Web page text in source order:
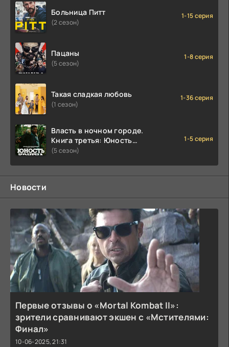
Больница Питт
(2 сезон)
1-15 серия
Пацаны
(5 сезон)
1-8 серия
Такая сладкая любовь
(1 сезон)
1-36 серия
Власть в ночном городе.
Книга третья: Юность
Кэнена
(5 сезон)
1-5 серия
Новости
Первые отзывы о «Mortal Kombat II»:
зрители сравнивают экшен с «Мстителями:
Финал»
10-06-2025, 21:31